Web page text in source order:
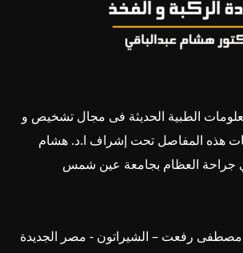
الطبية الحديثة فى مجال تشخيص و
هذه المفاصل تحت إشراف ا.د. هشام
جراحة العظام بجامعة عين شمس